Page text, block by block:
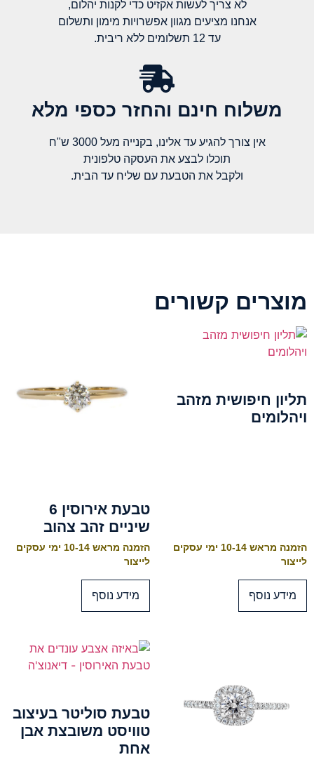
לא צריך לעשות אקזיט כדי לקנות יהלום,
אנחנו מציעים מגוון אפשרויות מימון ותשלום
עד 12 תשלומים ללא ריבית.
משלוח חינם והחזר כספי מלא​
אין צורך להגיע עד אלינו, בקנייה מעל 3000 ש"ח
תוכלו לבצע את העסקה טלפונית
ולקבל את הטבעת עם שליח עד הבית.
מוצרים קשורים
תליון חיפושית מזהב
ויהלומים
הזמנה מראש 10-14 ימי עסקים
לייצור
מידע נוסף
טבעת אירוסין 6
שיניים זהב צהוב
הזמנה מראש 10-14 ימי עסקים
לייצור
מידע נוסף
טבעת סוליטר בעיצוב
טוויסט משובצת אבן
אחת